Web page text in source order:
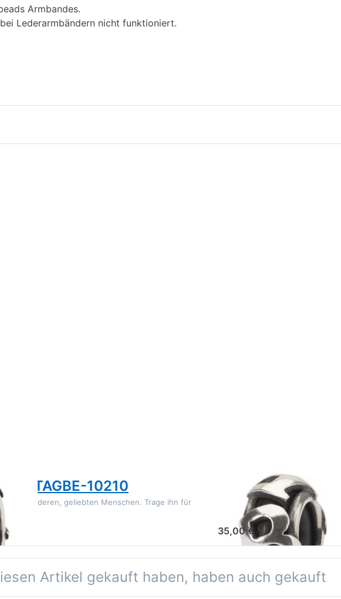
Armbandes.
Lederarmbändern nicht funktioniert.
TAGBE-10210
besonderen, geliebten Menschen. Trage ihn für
Trollbeads B
Der Buchstabe B steht für
immer ganz nah bei dir.
35,00 € *
Artikel gekauft haben, haben auch gekauft